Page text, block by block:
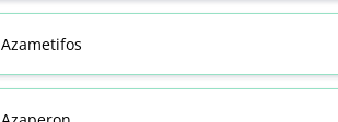
Azametifos